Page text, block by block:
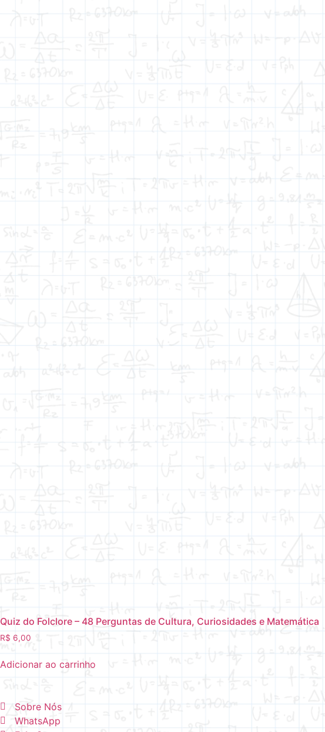
Quiz do Folclore – 48 Perguntas de Cultura, Curiosidades e Matemática
R$ 6,00
Adicionar ao carrinho
Sobre Nós
WhatsApp